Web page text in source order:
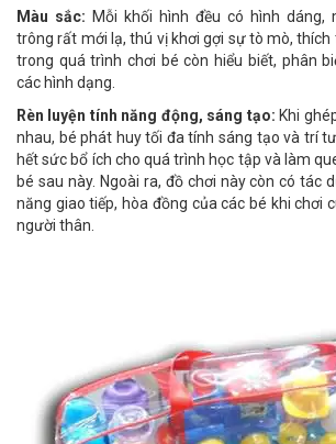
Màu sắc: Mỗi khối hình đều có hình dáng,
trông rất mới lạ, thú vị khơi gợi sự tò mò, thích
trong quá trình chơi bé còn hiểu biết, phân
các hình dạng.
Rèn luyện tính năng động, sáng tạo: Khi
nhau, bé phát huy tối đa tính sáng tạo và trí
hết sức bổ ích cho quá trình học tập và làm
bé sau này. Ngoài ra, đồ chơi này còn có tác
năng giao tiếp, hòa đồng của các bé khi chơi
người thân.